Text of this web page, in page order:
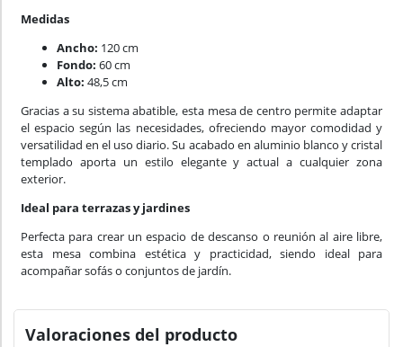
Medidas
Ancho: 120 cm
Fondo: 60 cm
Alto: 48,5 cm
Gracias a su sistema abatible, esta mesa de centro permite adaptar
el espacio según las necesidades, ofreciendo mayor comodidad y
versatilidad en el uso diario. Su acabado en aluminio blanco y cristal
templado aporta un estilo elegante y actual a cualquier zona
exterior.
Ideal para terrazas y jardines
Perfecta para crear un espacio de descanso o reunión al aire libre,
esta mesa combina estética y practicidad, siendo ideal para
acompañar sofás o conjuntos de jardín.
Valoraciones del producto